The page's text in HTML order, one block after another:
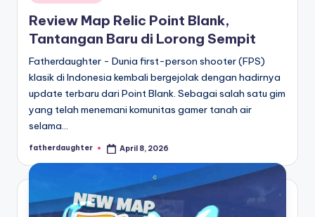
in
Review Map Relic Point Blank,
Tantangan Baru di Lorong Sempit
Fatherdaughter - Dunia first-person shooter (FPS)
klasik di Indonesia kembali bergejolak dengan hadirnya
update terbaru dari Point Blank. Sebagai salah satu gim
yang telah menemani komunitas gamer tanah air
selama…
Posted
fatherdaughter April 8, 2026